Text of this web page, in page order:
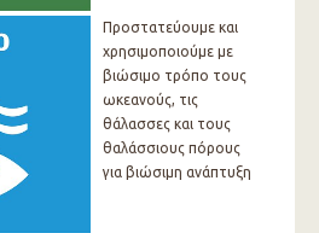
Προστατεύουμε και
χρησιμοποιούμε με
βιώσιμο τρόπο τους
ωκεανούς, τις
θάλασσες και τους
θαλάσσιους πόρους
για βιώσιμη ανάπτυξη